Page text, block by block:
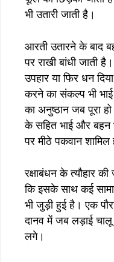
भी उतारी जाती है।
आरती उतारने के बाद
पर राखी बांधी जाती
उपहार या फिर धन
करने का संकल्प भी भाई
का अनुष्ठान जब पूरा
के सहित भाई और बहन
पर मीठे पकवान शामिल
रक्षाबंधन के त्यौहार
कि इसके साथ कई
भी जुड़ी हुई है। एक
दानव में जब लड़ाई चालू
लगे।